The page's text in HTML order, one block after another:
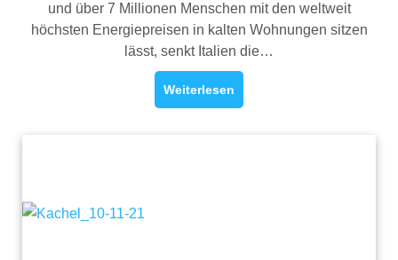
und über 7 Millionen Menschen mit den weltweit
höchsten Energiepreisen in kalten Wohnungen sitzen
lässt, senkt Italien die…
Weiterlesen